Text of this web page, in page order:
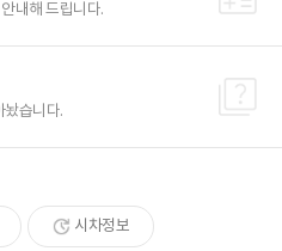
내해 드립니다.
놨습니다.
시차정보